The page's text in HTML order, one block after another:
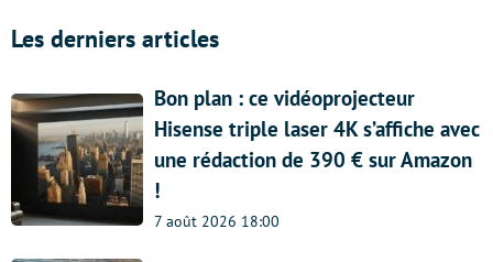
Les derniers articles
Bon plan : ce vidéoprojecteur
Hisense triple laser 4K s’affiche avec
une rédaction de 390 € sur Amazon
!
7 août 2026 18:00